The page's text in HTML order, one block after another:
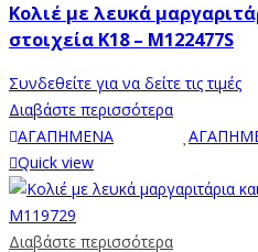
Κολιέ με λευκά
στοιχεία Κ18 – M122477S
Συνδεθείτε για να δείτε τις τιμές
Διαβάστε περισσότερα
ΑΓΑΠΗΜΕΝΑ
Quick view
Διαβάστε περισσότερα